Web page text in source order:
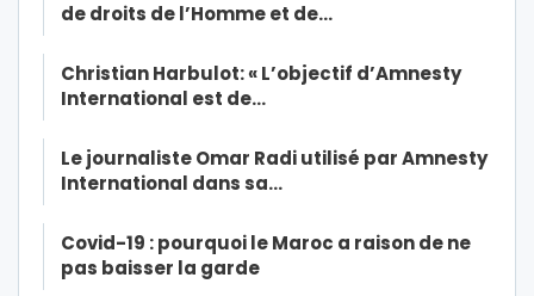
de droits de l’Homme et de…
Christian Harbulot: « L’objectif d’Amnesty
International est de…
Le journaliste Omar Radi utilisé par Amnesty
International dans sa…
Covid-19 : pourquoi le Maroc a raison de ne
pas baisser la garde